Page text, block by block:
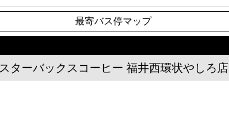
最寄バス停マップ
スターバックスコーヒー 福井西環状やしろ店